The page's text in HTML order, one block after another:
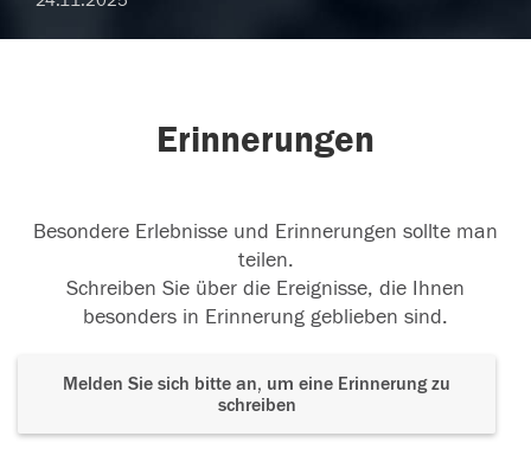
Erinnerungen
Besondere Erlebnisse und Erinnerungen sollte man
teilen.
Schreiben Sie über die Ereignisse, die Ihnen
besonders in Erinnerung geblieben sind.
Melden Sie sich bitte an, um eine Erinnerung zu
schreiben